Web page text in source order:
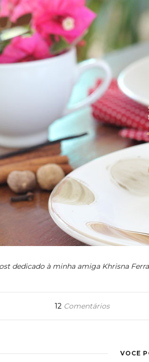
dedicado à minha amiga Khrisna
12Comentários
VOCÊ